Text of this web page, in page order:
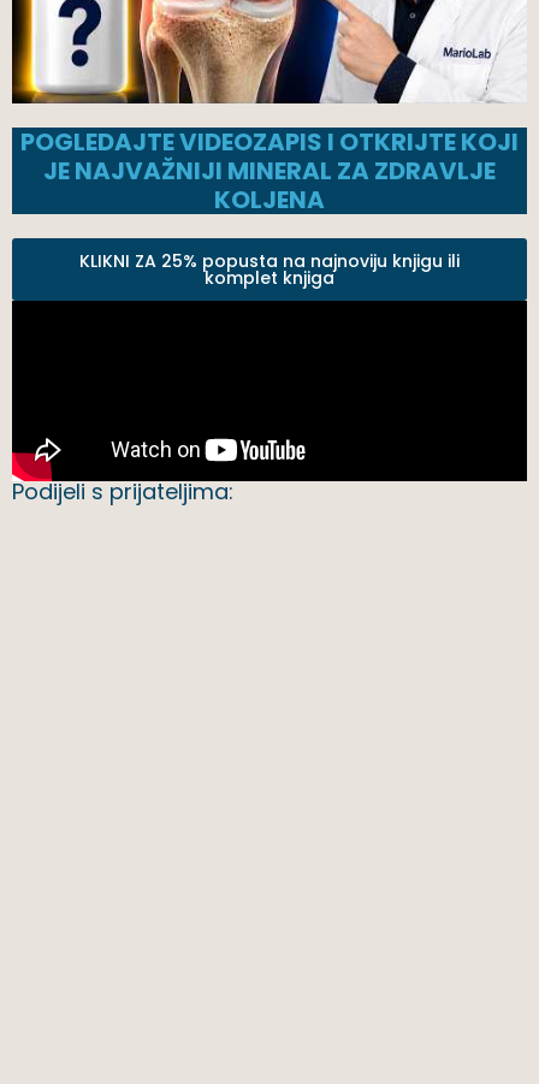
POGLEDAJTE VIDEOZAPIS I OTKRIJTE KOJI
JE NAJVAŽNIJI MINERAL ZA ZDRAVLJE
KOLJENA
KLIKNI ZA 25% popusta na najnoviju knjigu ili
komplet knjiga
Podijeli s prijateljima: